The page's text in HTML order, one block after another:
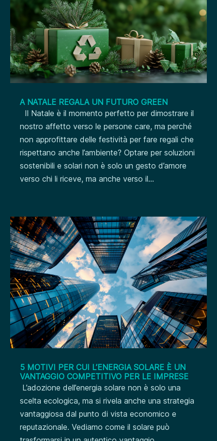
A NATALE REGALA UN FUTURO GREEN
Il Natale è il momento perfetto per dimostrare il
nostro affetto verso le persone care, ma perché
non approfittare delle festività per fare regali che
rispettano anche l’ambiente? Optare per soluzioni
sostenibili e solari non è solo un gesto d’amore
verso chi li riceve, ma anche verso il...
5 MOTIVI PER CUI L’ENERGIA SOLARE È UN
VANTAGGIO COMPETITIVO PER LE IMPRESE
L’adozione dell’energia solare non è solo una
scelta ecologica, ma si rivela anche una strategia
vantaggiosa dal punto di vista economico e
reputazionale. Vediamo come il solare può